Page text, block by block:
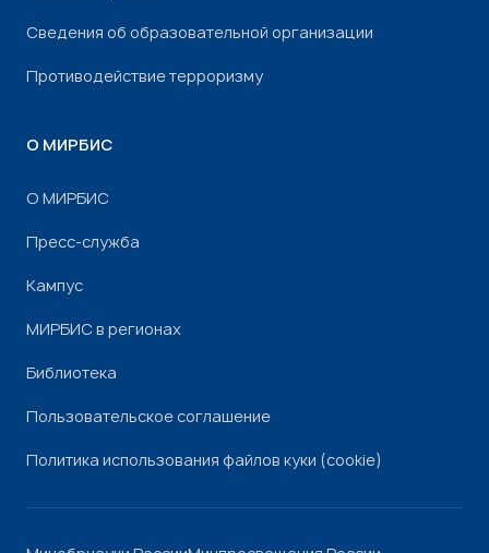
Сведения об образовательной организации
Противодействие терроризму
О МИРБИС
О МИРБИС
Пресс-служба
Кампус
МИРБИС в регионах
Библиотека
Пользовательское соглашение
Политика использования файлов куки (cookie)